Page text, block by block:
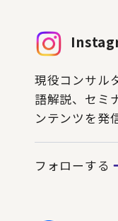
現役コンサル
語解説、セミ
ンテンツを発
フォローする